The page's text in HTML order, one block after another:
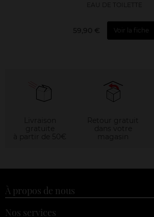
EAU DE TOILETTE
59,90 € Voir la fiche
À propos de nous
Nos services